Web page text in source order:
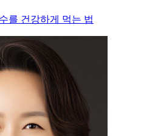
를 건강하게 먹는 법